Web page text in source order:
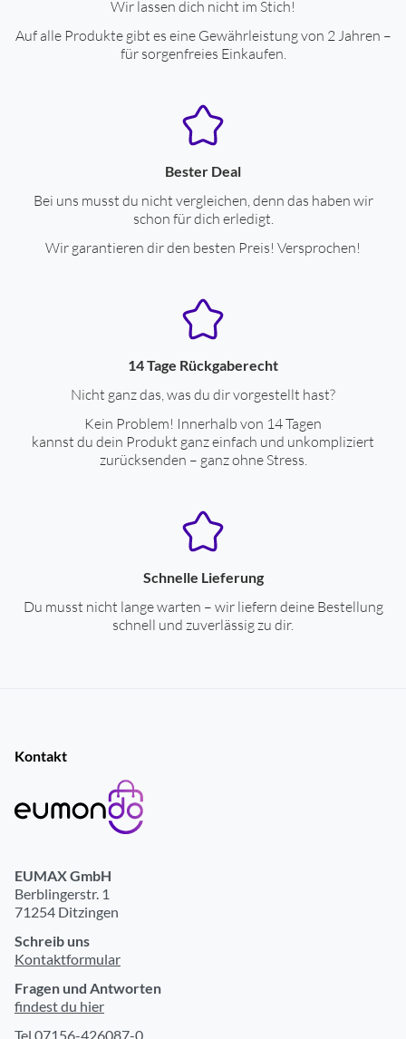
37
Höhe (cm)
64
Leistungseigenschaften
Anzahl der Heizstufen
3
Überhitzungsschutz
ja
1500
Leistungsaufnahme, Stufe II (W)
Leistungsaufnahme, Stufe III (W)
1500
Kippsicherung
ja
Ausstattung/Bedienung
Betriebskontrollanzeige
ja
Wir lassen dich nicht im Stich!
Auf alle Produkte gibt es eine Gewährleistung von 2 Jahren –
für sorgenfreies Einkaufen.
Bester Deal
Bei uns musst du nicht vergleichen, denn das haben wir
schon für dich erledigt.
Wir garantieren dir den besten Preis! Versprochen!
14 Tage Rückgaberecht
Nicht ganz das, was du dir vorgestellt hast?
Kein Problem! Innerhalb von 14 Tagen
kannst du dein Produkt ganz einfach und unkompliziert
zurücksenden – ganz ohne Stress.
Schnelle Lieferung
Du musst nicht lange warten – wir liefern deine Bestellung
schnell und zuverlässig zu dir.
Kontakt
EUMAX GmbH
Berblingerstr. 1
71254 Ditzingen
Schreib uns
Kontaktformular
Fragen und Antworten
findest du hier
Tel 07156-426087-0